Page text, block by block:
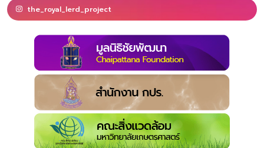
the_royal_lerd_project